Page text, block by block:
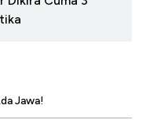
Jawa!